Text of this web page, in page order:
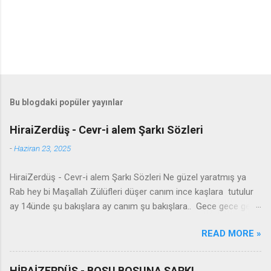
Bu blogdaki popüler yayınlar
HiraiZerdüş - Cevr-i alem Şarkı Sözleri
-Haziran 23, 2025
HiraiZerdüş - Cevr-i alem Şarkı Sözleri Ne güzel yaratmış ya
Rab hey bi Maşallah Zülüfleri düşer canım ince kaşlara tutulur
ay 14ünde şu bakışlara ay canım şu bakışlara.. Gece gece gel
Anlamazlar bu sevdayı burdan gidelim sultanım Burdan gidelim
canım burdan gidelim - Derdit we kûlim leyla xemit barime
zindegî bê tu leyla zindan malime ey hawar zindan malime reng
READ MORE »